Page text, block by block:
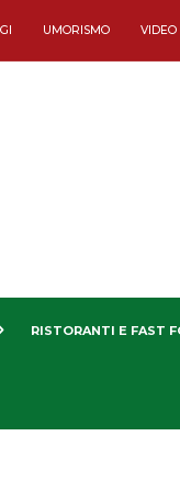
UMORISMO VIDEO
RISTORANTI E FAST